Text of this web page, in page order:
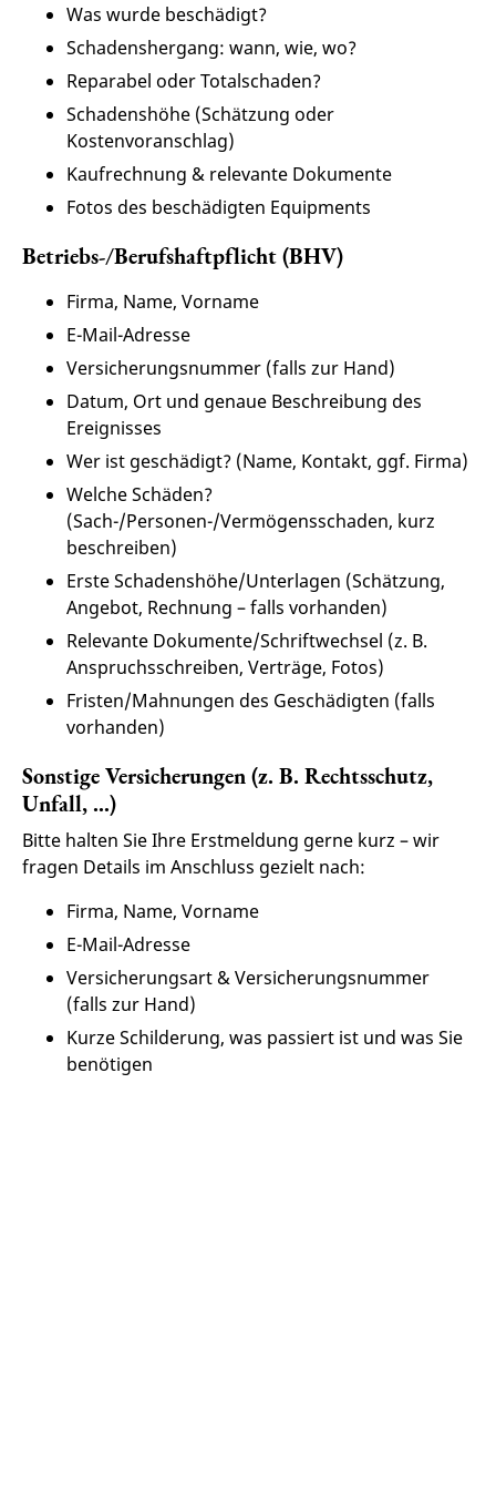
Was wurde beschädigt?
Schadenshergang: wann, wie, wo?
Reparabel oder Totalschaden?
Schadenshöhe (Schätzung oder
Kostenvoranschlag)
Kaufrechnung & relevante Dokumente
Fotos des beschädigten Equipments
Betriebs-/Berufshaftpflicht (BHV)
Firma, Name, Vorname
E-Mail-Adresse
Versicherungsnummer (falls zur Hand)
Datum, Ort und genaue Beschreibung des
Ereignisses
Wer ist geschädigt? (Name, Kontakt, ggf. Firma)
Welche Schäden?
(Sach-/Personen-/Vermögensschaden, kurz
beschreiben)
Erste Schadenshöhe/Unterlagen (Schätzung,
Angebot, Rechnung – falls vorhanden)
Relevante Dokumente/Schriftwechsel (z. B.
Anspruchsschreiben, Verträge, Fotos)
Fristen/Mahnungen des Geschädigten (falls
vorhanden)
Sonstige Versicherungen (z. B. Rechtsschutz,
Unfall, …)
Bitte halten Sie Ihre Erstmeldung gerne kurz – wir
fragen Details im Anschluss gezielt nach:
Firma, Name, Vorname
E-Mail-Adresse
Versicherungsart & Versicherungsnummer
(falls zur Hand)
Kurze Schilderung, was passiert ist und was Sie
benötigen